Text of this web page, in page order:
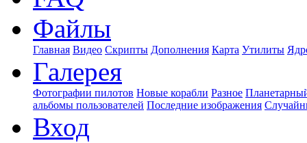
Файлы
Главная Видео Скрипты Дополнения Карта Утилиты
Галерея
Фотографии пилотов Новые корабли Разное
альбомы пользователей Последние изображения
Вход